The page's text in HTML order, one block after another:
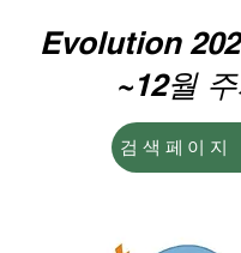
Evolution
~12월
검색페이지